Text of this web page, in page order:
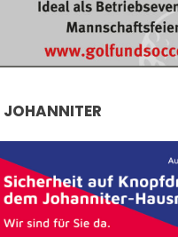
JOHANNITER